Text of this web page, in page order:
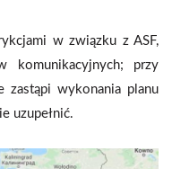
w związku z ASF,
komunikacyjnych; przy
zastąpi wykonania planu
uzupełnić.